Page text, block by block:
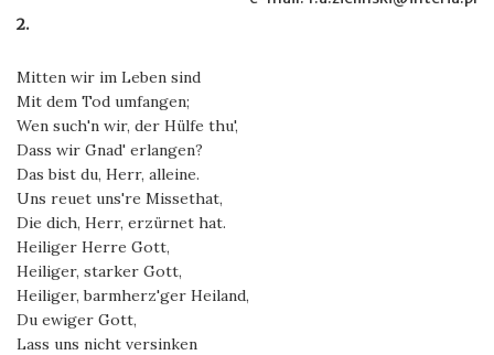
2.
Mitten wir im Leben sind
Mit dem Tod umfangen;
Wen such'n wir, der Hülfe thu',
Dass wir Gnad' erlangen?
Das bist du, Herr, alleine.
Uns reuet uns're Missethat,
Die dich, Herr, erzürnet hat.
Heiliger Herre Gott,
Heiliger, starker Gott,
Heiliger, barmherz'ger Heiland,
Du ewiger Gott,
Lass uns nicht versinken